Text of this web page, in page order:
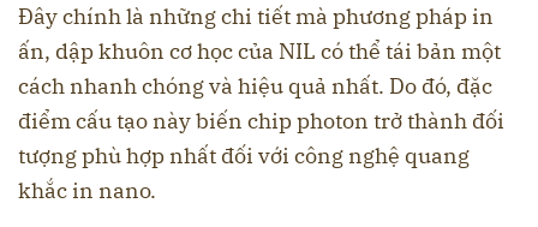
Đây chính là những chi tiết mà phương pháp in
ấn, dập khuôn cơ học của NIL có thể tái bản một
cách nhanh chóng và hiệu quả nhất. Do đó, đặc
điểm cấu tạo này biến chip photon trở thành đối
tượng phù hợp nhất đối với công nghệ quang
khắc in nano.